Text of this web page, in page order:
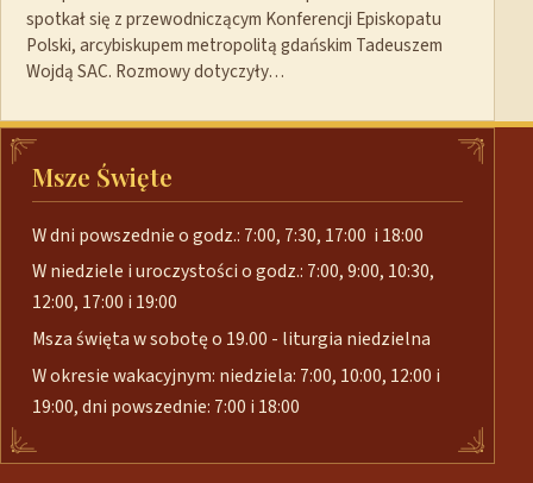
spotkał się z przewodniczącym Konferencji Episkopatu
Polski, arcybiskupem metropolitą gdańskim Tadeuszem
Wojdą SAC. Rozmowy dotyczyły…
Msze Święte
W dni powszednie o godz.: 7:00, 7:30, 17:00 i 18:00
W niedziele i uroczystości o godz.: 7:00, 9:00, 10:30,
12:00, 17:00 i 19:00
Msza święta w sobotę o 19.00 - liturgia niedzielna
W okresie wakacyjnym: niedziela: 7:00, 10:00, 12:00 i
19:00, dni powszednie: 7:00 i 18:00